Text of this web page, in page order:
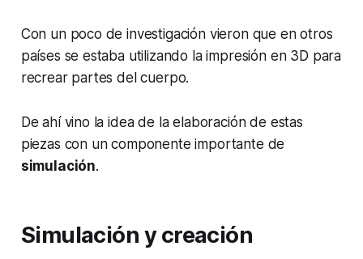
Con un poco de investigación vieron que en otros
países se estaba utilizando la impresión en 3D para
recrear partes del cuerpo.
De ahí vino la idea de la elaboración de estas
piezas con un componente importante de
simulación.
Simulación y creación